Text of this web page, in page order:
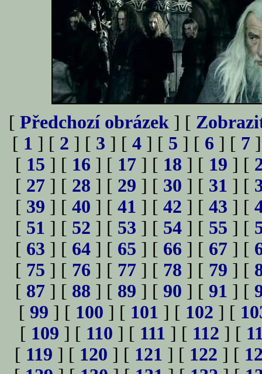
[ Předchozí obrázek ] [
[ 1 ] [ 2 ] [ 3 ] [ 4 ] [ 5 ] [ 6 ] [ 7
[ 15 ] [ 16 ] [ 17 ] [ 18 ] [ 19 ] [
[ 27 ] [ 28 ] [ 29 ] [ 30 ] [ 31 ] [
[ 39 ] [ 40 ] [ 41 ] [ 42 ] [ 43 ] [
[ 51 ] [ 52 ] [ 53 ] [ 54 ] [ 55 ] [
[ 63 ] [ 64 ] [ 65 ] [ 66 ] [ 67 ] [
[ 75 ] [ 76 ] [ 77 ] [ 78 ] [ 79 ] [
[ 87 ] [ 88 ] [ 89 ] [ 90 ] [ 91 ] [
[ 99 ] [ 100 ] [ 101 ] [ 102 ] [
[ 109 ] [ 110 ] [ 111 ] [ 112 ] [
[ 119 ] [ 120 ] [ 121 ] [ 122 ] [